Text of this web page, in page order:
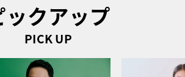
ックアップ
PICK UP